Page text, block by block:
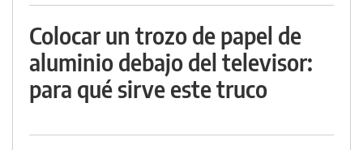
Colocar un trozo de papel de
aluminio debajo del televisor:
para qué sirve este truco